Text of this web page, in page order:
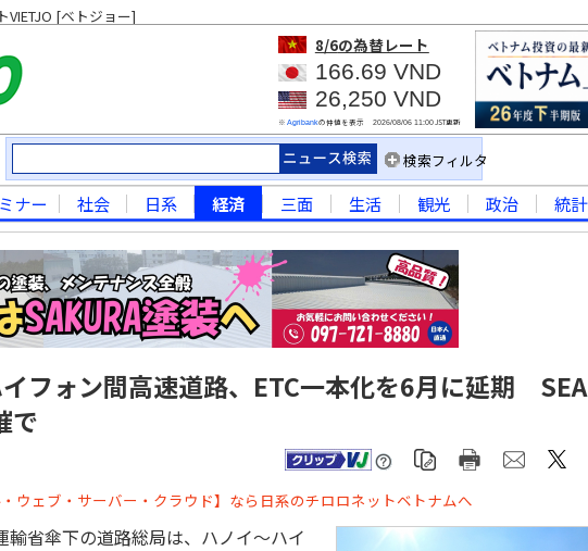
VIETJO [ベトジョー]
8/6の為替レート
166.69 VND
26,250 VND
※ Agribankの仲値を表示 2026/08/06 11:00JST更新
検索フィルタ
ナー 社会 日系 経済 三面 生活 観光 政治 統計
フォン間高速道路、ETC一本化を6月に延期 SEA
で
・ウェブ・サーバー・クラウド】なら日系のチロロネットベトナムへ
輸省傘下の道路総局は、ハノイ～ハイ